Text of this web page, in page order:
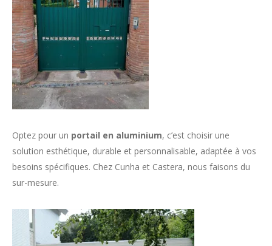
Optez pour un portail en aluminium, c’est choisir une
solution esthétique, durable et personnalisable, adaptée à vos
besoins spécifiques. Chez Cunha et Castera, nous faisons du
sur-mesure.